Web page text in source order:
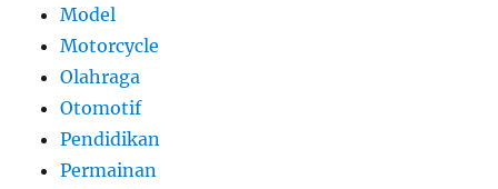
Model
Motorcycle
Olahraga
Otomotif
Pendidikan
Permainan